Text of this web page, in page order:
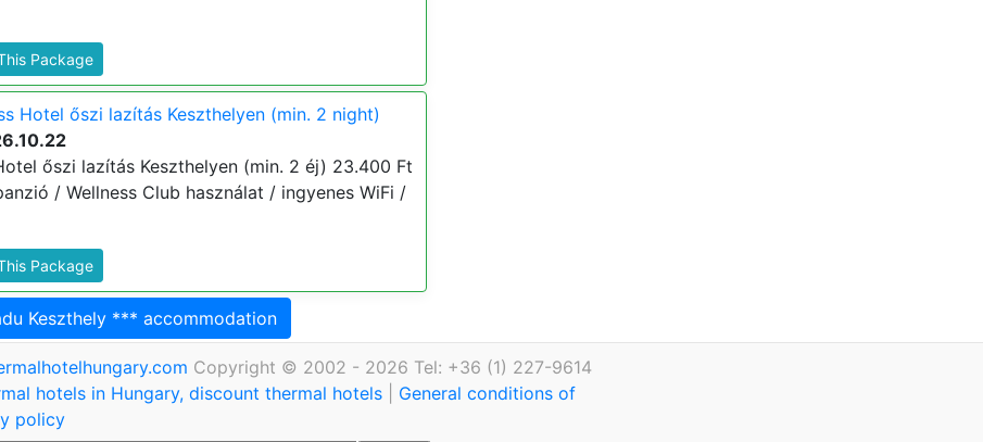
Package
Hotel őszi lazítás Keszthelyen (min. 2 night)
őszi lazítás Keszthelyen (min. 2 éj) 23.400 Ft
/ Wellness Club használat / ingyenes WiFi /
Package
Keszthely *** accommodation
Copyright © 2002 - 2026 Tel: +36 (1) 227-9614
hotels in Hungary, discount thermal hotels
General conditions of
policy